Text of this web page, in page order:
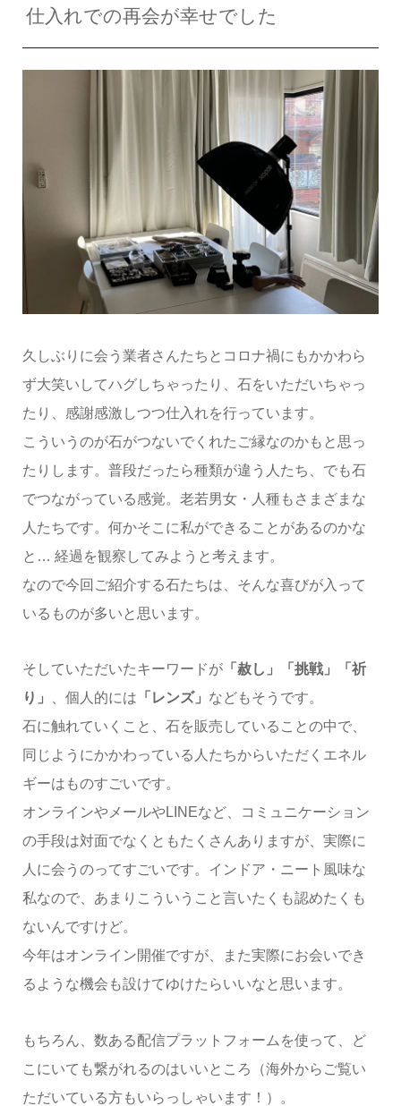
仕入れでの再会が幸せでした
久しぶりに会う業者さんたちとコロナ禍にもかかわら
ず大笑いしてハグしちゃったり、石をいただいちゃっ
たり、感謝感激しつつ仕入れを行っています。
こういうのが石がつないでくれたご縁なのかもと思っ
たりします。普段だったら種類が違う人たち、でも石
でつながっている感覚。老若男女・人種もさまざまな
人たちです。何かそこに私ができることがあるのかな
と… 経過を観察してみようと考えます。
なので今回ご紹介する石たちは、そんな喜びが入って
いるものが多いと思います。
そしていただいたキーワードが「赦し」「挑戦」「祈
り」
、個人的には 「レンズ」 などもそうです。
石に触れていくこと、石を販売していることの中で、
同じようにかかわっている人たちからいただくエネル
ギーはものすごいです。
オンラインやメールやLINEなど、コミュニケーション
の手段は対面でなくともたくさんありますが、実際に
人に会うのってすごいです。インドア・ニート風味な
私なので、あまりこういうこと言いたくも認めたくも
ないんですけど。
今年はオンライン開催ですが、また実際にお会いでき
るような機会も設けてゆけたらいいなと思います。
もちろん、数ある配信プラットフォームを使って、ど
こにいても繋がれるのはいいところ（海外からご覧い
ただいている方もいらっしゃいます！）。